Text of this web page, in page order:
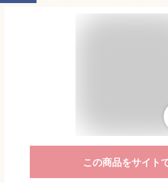
この商品をサイト